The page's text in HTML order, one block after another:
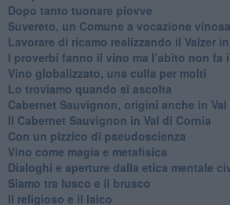
Dopo tanto tuonare piovve
Suvereto, un Comune a vocazione vinosa
Lavorare di ricamo realizzando il Valzer
​I proverbi fanno il vino ma l’abito non fa
Vino globalizzato, una culla per molti
Lo troviamo quando si ascolta
Cabernet Sauvignon, origini anche in
Il Cabernet Sauvignon in Val di Cornia
Con un pizzico di pseudoscienza
​Vino come magia e metafisica
Dialoghi e aperture dalla etica mentale
Siamo tra lusco e il brusco
Il religioso e il laico